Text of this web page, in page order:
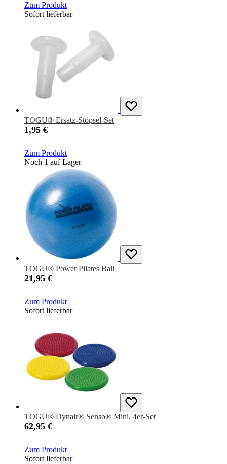
Zum Produkt
Sofort lieferbar
TOGU® Ersatz-Stöpsel-Set
1,95 €
Zum Produkt
Noch 1 auf Lager
TOGU® Power Pilates Ball
21,95 €
Zum Produkt
Sofort lieferbar
TOGU® Dynair® Senso® Mini, 4er-Set
62,95 €
Zum Produkt
Sofort lieferbar